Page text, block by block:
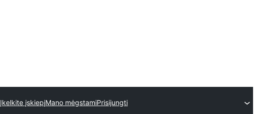
Įkelkite įskiepįMano mėgstamiPrisijungti